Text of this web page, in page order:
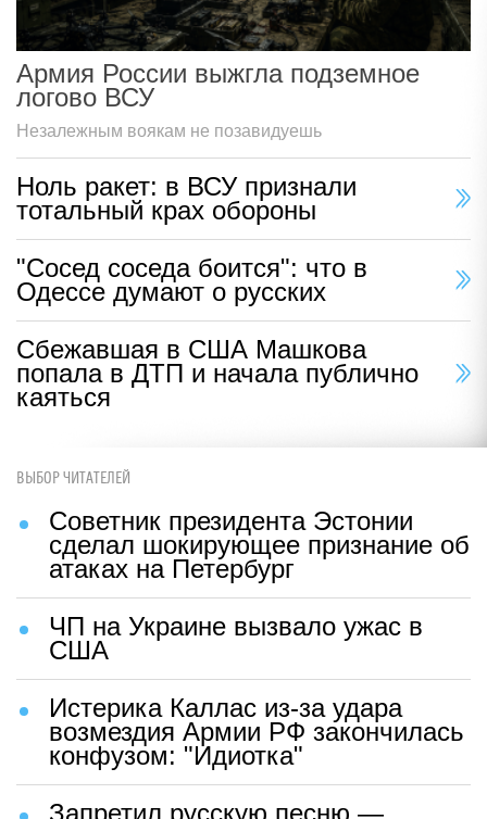
Армия России выжгла подземное
логово ВСУ
Незалежным воякам не позавидуешь
Ноль ракет: в ВСУ признали
тотальный крах обороны
"Сосед соседа боится": что в
Одессе думают о русских
Сбежавшая в США Машкова
попала в ДТП и начала публично
каяться
ВЫБОР ЧИТАТЕЛЕЙ
Советник президента Эстонии
сделал шокирующее признание об
атаках на Петербург
ЧП на Украине вызвало ужас в
США
Истерика Каллас из-за удара
возмездия Армии РФ закончилась
конфузом: "Идиотка"